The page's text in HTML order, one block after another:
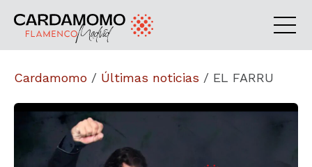
Cardamomo / Últimas noticias / EL FARRU